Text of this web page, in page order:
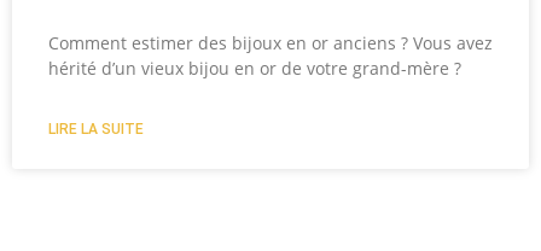
Comment estimer des bijoux en or anciens ? Vous avez
hérité d’un vieux bijou en or de votre grand-mère ?
LIRE LA SUITE